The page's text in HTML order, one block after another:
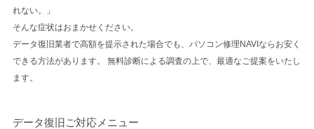
れない。」
そんな症状はおまかせください。
データ復旧業者で高額を提示された場合でも、パソコン修理NAVIならお安く
できる方法があります。 無料診断による調査の上で、最適なご提案をいたし
ます。
データ復旧ご対応メニュー